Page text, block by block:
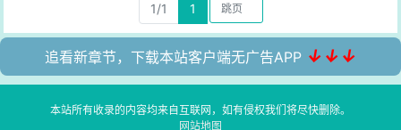
1/1 1
追看新章节，下载本站客户端无广告APP ↓↓↓
本站所有收录的内容均来自互联网，如有侵权我们将尽快删除。
网站地图